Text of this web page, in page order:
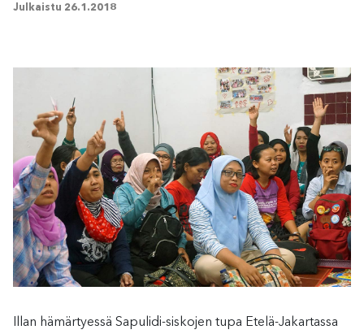
Julkaistu 26.1.2018
Illan hämärtyessä Sapulidi-siskojen tupa Etelä-Jakartassa